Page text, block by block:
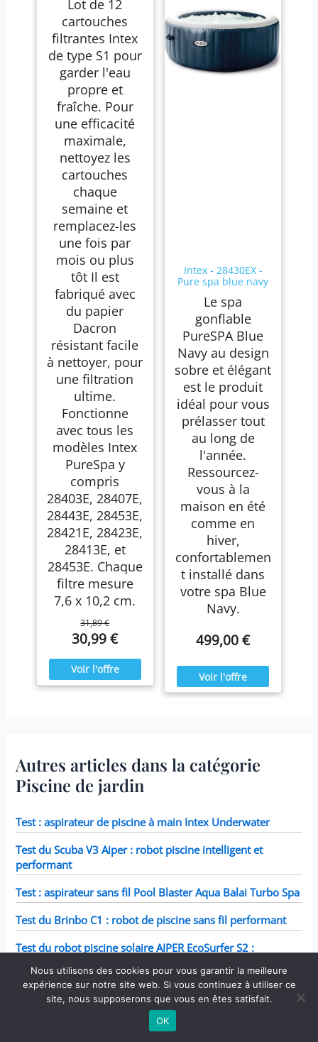
Lot de 12
cartouches
filtrantes Intex
de type S1 pour
garder l'eau
propre et
fraîche. Pour
une efficacité
maximale,
nettoyez les
cartouches
chaque
semaine et
remplacez-les
une fois par
mois ou plus
tôt Il est
fabriqué avec
du papier
Dacron
résistant facile
à nettoyer, pour
une filtration
ultime.
Fonctionne
avec tous les
modèles Intex
PureSpa y
compris
28403E, 28407E,
28443E, 28453E,
28421E, 28423E,
28413E, et
28453E. Chaque
filtre mesure
7,6 x 10,2 cm.
31,89 €
30,99 €
Intex - 28430EX -
Pure spa blue navy
Le spa
gonflable
PureSPA Blue
Navy au design
sobre et élégant
est le produit
idéal pour vous
prélasser tout
au long de
l'année.
Ressourcez-
vous à la
maison en été
comme en
hiver,
confortablemen
t installé dans
votre spa Blue
Navy.
499,00 €
Autres articles dans la catégorie
Piscine de jardin
Test : aspirateur de piscine à main Intex Underwater
Test du Scuba V3 Aiper : robot piscine intelligent et
performant
Test : aspirateur sans fil Pool Blaster Aqua Balai Turbo Spa
Test du Brinbo C1 : robot de piscine sans fil performant
Test du robot piscine solaire AIPER EcoSurfer S2 :
Nous utilisons des cookies pour vous garantir la meilleure
expérience sur notre site web. Si vous continuez à utiliser ce
site, nous supposerons que vous en êtes satisfait.
OK